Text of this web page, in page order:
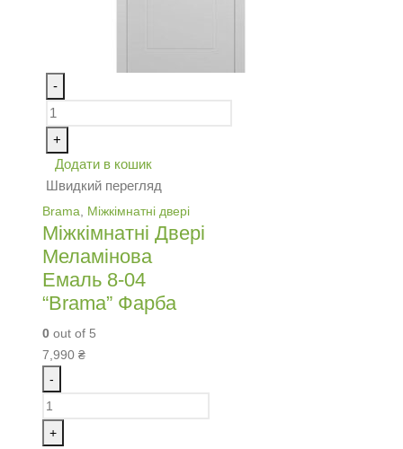
-
+
Додати в кошик
Швидкий перегляд
Brama Міжкімнатні двері
Міжкімнатні Двері
Меламінова
Емаль 8-04
“Brama” Фарба
0 out of 5
7,990 ₴
-
+